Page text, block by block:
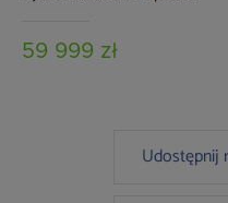
59 999 zł
Udostępnij